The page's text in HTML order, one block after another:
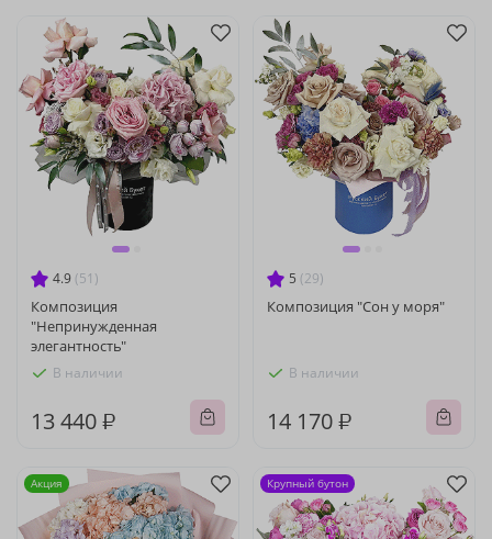
4.9 (51)
Композиция
"Непринужденная
элегантность"
В наличии
13 440 ₽
5 (29)
Композиция "Сон у моря"
В наличии
14 170 ₽
Акция Крупный бутон